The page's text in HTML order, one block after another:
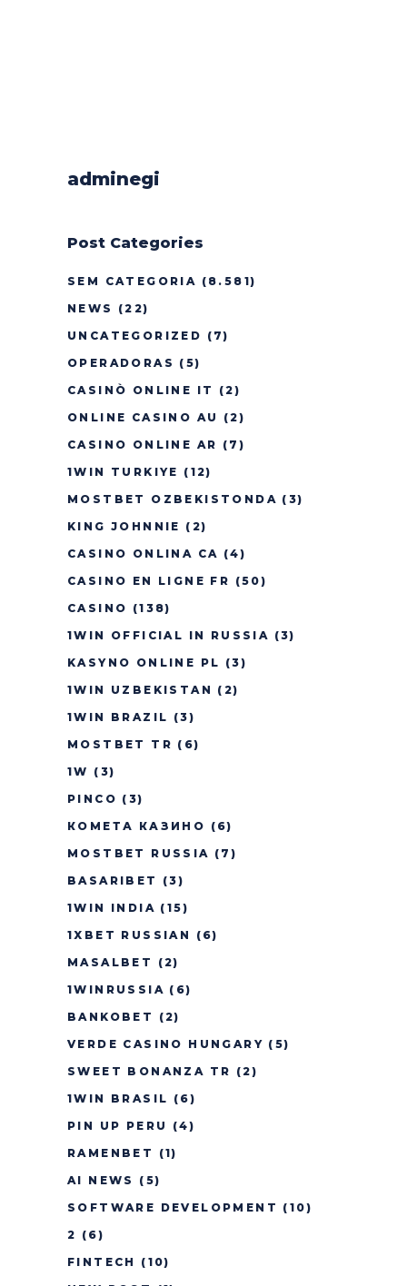
adminegi
Post Categories
SEM CATEGORIA (8.581)
NEWS
(22)
UNCATEGORIZED (7)
OPERADORAS (5)
CASINÒ ONLINE IT
(2)
ONLINE CASINO AU
(2)
CASINO ONLINE AR (7)
1WIN TURKIYE (12)
MOSTBET OZBEKISTONDA (3)
KING JOHNNIE (2)
CASINO ONLINA CA (4)
CASINO EN LIGNE FR (50)
CASINO (138)
1WIN OFFICIAL IN RUSSIA (3)
KASYNO ONLINE PL (3)
1WIN UZBEKISTAN (2)
1WIN BRAZIL (3)
MOSTBET TR (6)
1W (3)
PINCO (3)
КОМЕТА КАЗИНО (6)
MOSTBET RUSSIA (7)
BASARIBET
(3)
1WIN INDIA (15)
1XBET RUSSIAN
(6)
MASALBET
(2)
1WINRUSSIA (6)
BANKOBET
(2)
VERDE CASINO HUNGARY (5)
SWEET BONANZA TR (2)
1WIN BRASIL (6)
PIN UP PERU
(4)
RAMENBET
(1)
AI NEWS
(5)
SOFTWARE DEVELOPMENT (10)
2 (6)
FINTECH
(10)